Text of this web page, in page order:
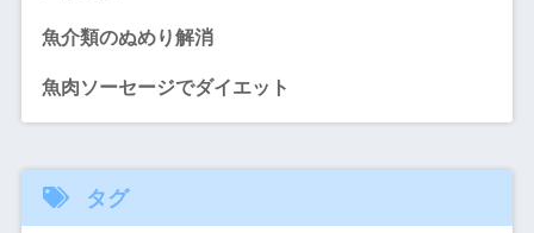
魚介類のぬめり解消
魚肉ソーセージでダイエット
タグ